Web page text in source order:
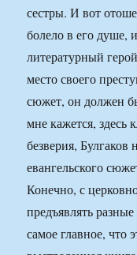
сестры. И вот
болело в его душе,
литературный
место своего
сюжет, он должен
мне кажется, здесь
безверия, Булгаков
евангельского
Конечно, с
предъявлять
самое главное, что